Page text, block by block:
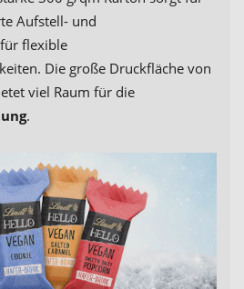
Aufstell- und
flexible
Die große Druckfläche von
viel Raum für die
.